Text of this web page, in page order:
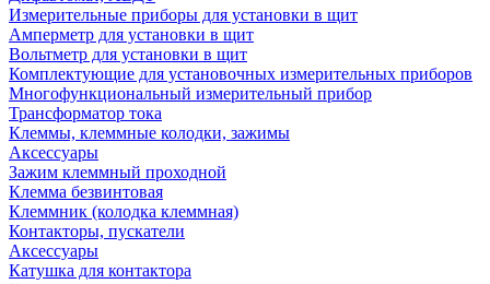
Измерительные приборы для установки в щит
Амперметр для установки в щит
Вольтметр для установки в щит
Комплектующие для установочных измерительных приборов
Многофункциональный измерительный прибор
Трансформатор тока
Клеммы, клеммные колодки, зажимы
Аксессуары
Зажим клеммный проходной
Клемма безвинтовая
Клеммник (колодка клеммная)
Контакторы, пускатели
Аксессуары
Катушка для контактора